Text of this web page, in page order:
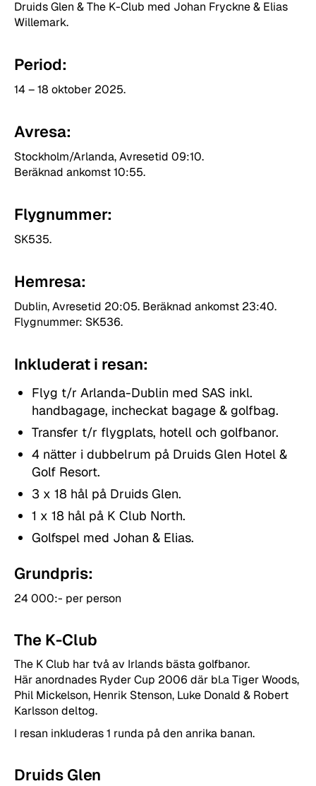
Druids Glen & The K-Club med Johan Fryckne & Elias
Willemark.
Period:
14 – 18 oktober 2025.
Avresa:
Stockholm/Arlanda, Avresetid 09:10.
Beräknad ankomst 10:55.
Flygnummer:
SK535.
Hemresa:
Dublin, Avresetid 20:05. Beräknad ankomst 23:40.
Flygnummer: SK536.
Inkluderat i resan:
Flyg t/r Arlanda-Dublin med SAS inkl.
handbagage, incheckat bagage & golfbag.
Transfer t/r flygplats, hotell och golfbanor.
4 nätter i dubbelrum på Druids Glen Hotel &
Golf Resort.
3 x 18 hål på Druids Glen.
1 x 18 hål på K Club North.
Golfspel med Johan & Elias.
Grundpris:
24 000:- per person
The K-Club
The K Club har två av Irlands bästa golfbanor.
Här anordnades Ryder Cup 2006 där bl.a Tiger Woods,
Phil Mickelson, Henrik Stenson, Luke Donald & Robert
Karlsson deltog.
I resan inkluderas 1 runda på den anrika banan.
Druids Glen